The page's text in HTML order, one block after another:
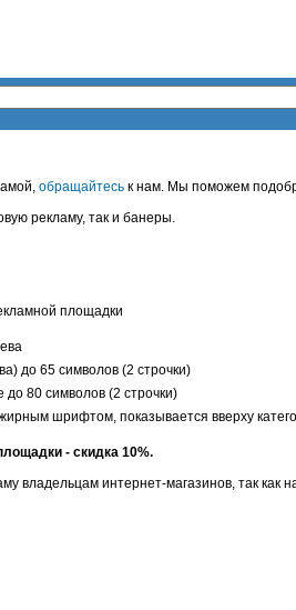
обращайтесь к нам. Мы поможем
рекламу, так и банеры.
площадки
до 65 символов (2 строчки)
до 80 символов (2 строчки)
шрифтом, показывается вверху
- скидка 10%.
владельцам интернет-магазинов, так как